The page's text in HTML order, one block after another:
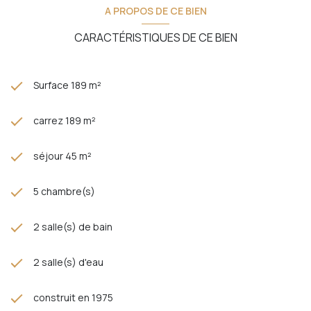
A PROPOS DE CE BIEN
CARACTÉRISTIQUES DE CE BIEN
Surface 189 m²
carrez 189 m²
séjour 45 m²
5 chambre(s)
2 salle(s) de bain
2 salle(s) d'eau
construit en 1975